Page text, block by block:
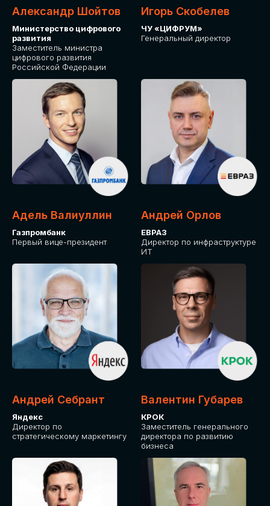
Александр Шойтов
Министерство цифрового
развития
Заместитель министра
цифрового развития
Российской Федерации
Игорь Скобелев
ЧУ «ЦИФРУМ»
Генеральный директор
Адель Валиуллин
Газпромбанк
Первый вице-президент
Андрей Орлов
ЕВРАЗ
Директор по инфраструктуре
ИТ
Андрей Себрант
Яндекс
Директор по
стратегическому маркетингу
Валентин Губарев
КРОК
Заместитель генерального
директора по развитию
бизнеса